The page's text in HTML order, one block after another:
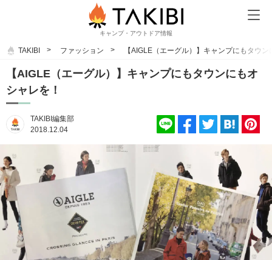
キャンプ・アウトドア情報
TAKIBI ファッション 【AIGLE（エーグル）】キャンプにもタウ
【AIGLE（エーグル）】キャンプにもタウンにもオ
シャレを！
TAKIBI編集部
2018.12.04